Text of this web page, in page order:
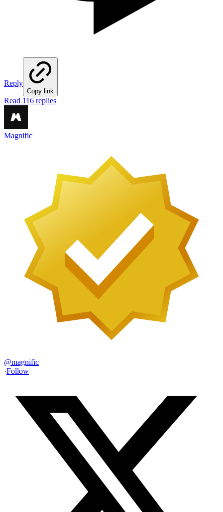
Reply
Copy link
Read 116 replies
Magnific
@magnific
·Follow